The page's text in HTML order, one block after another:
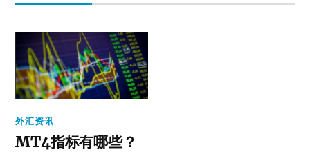
外汇资讯
MT4指标有哪些？